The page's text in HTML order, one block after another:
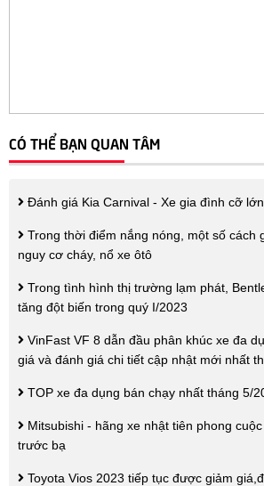
CÓ THỂ BẠN QUAN TÂM
Đánh giá Kia Carnival - Xe gia đình cỡ
Trong thời điểm nắng nóng, một số cách
nguy cơ cháy, nổ xe ôtô
Trong tình hình thị trường lạm phát,
tăng đột biến trong quý I/2023
VinFast VF 8 dẫn đầu phân khúc xe đa
giá và đánh giá chi tiết cập nhật mới nhất
TOP xe đa dụng bán chạy nhất tháng 5/
Mitsubishi - hãng xe nhật tiên phong
trước bạ
Toyota Vios 2023 tiếp tục được giảm